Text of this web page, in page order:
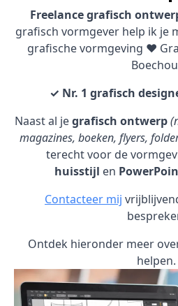
Freelance grafisch
grafisch vormgever help ik je
grafische vormgeving ♥
✓ Nr. 1 grafisch
Naast al jegrafisch ontwerp
magazines, boeken, flyers,
terecht voor de
huisstijl en
Contacteer mij
Ontdek hieronder meer
helpen.